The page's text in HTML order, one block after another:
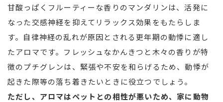
甘酸っぱくフルーティーな香りのマンダリンは、活発に
なった交感神経を抑えてリラックス効果をもたらしま
す。自律神経の乱れが原因とされる更年期の動悸に適し
たアロマです。フレッシュなかんきつと木々の香りが特
徴のプチグレンは、緊張や不安を和らげるため、動悸が
起きた際等の落ち着きたいときに役立つでしょう。
ただし、アロマはペットとの相性が悪いため、家に動物